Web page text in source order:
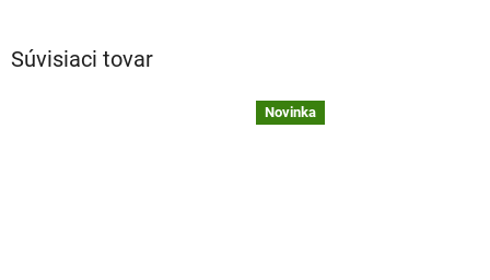
Súvisiaci tovar
Novinka